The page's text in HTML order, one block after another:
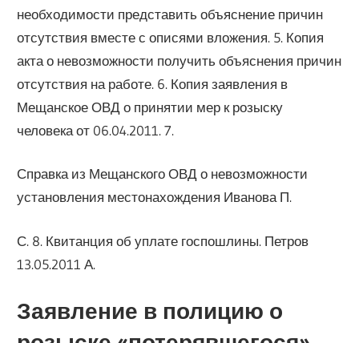
необходимости представить объяснение причин
отсутствия вместе с описями вложения. 5. Копия
акта о невозможности получить объяснения причин
отсутствия на работе. 6. Копия заявления в
Мещанское ОВД о принятии мер к розыску
человека от 06.04.2011. 7.
Справка из Мещанского ОВД о невозможности
установления местонахождения Иванова П.
С. 8. Квитанция об уплате госпошлины. Петров
13.05.2011 А.
Заявление в полицию о